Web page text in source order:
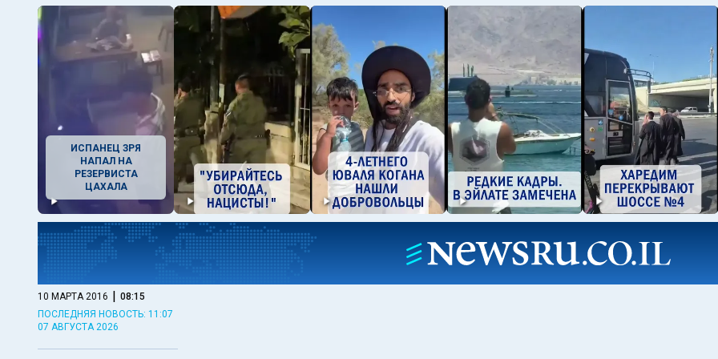
ИСПАНЕЦ ЗРЯ
НАПАЛ НА
РЕЗЕРВИСТА
ЦАХАЛА
10 МАРТА 2016 | 08:15
ПОСЛЕДНЯЯ НОВОСТЬ: 11:07
07 АВГУСТА 2026